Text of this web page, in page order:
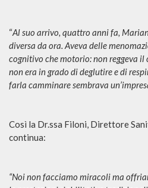
“Al suo arrivo, quattro anni fa,
diversa da ora. Aveva delle
cognitivo che motorio: non reggeva il
non era in grado di deglutire e di
farla camminare sembrava
Così la Dr.ssa Filoni, Direttore
continua:
“Noi non facciamo miracoli ma